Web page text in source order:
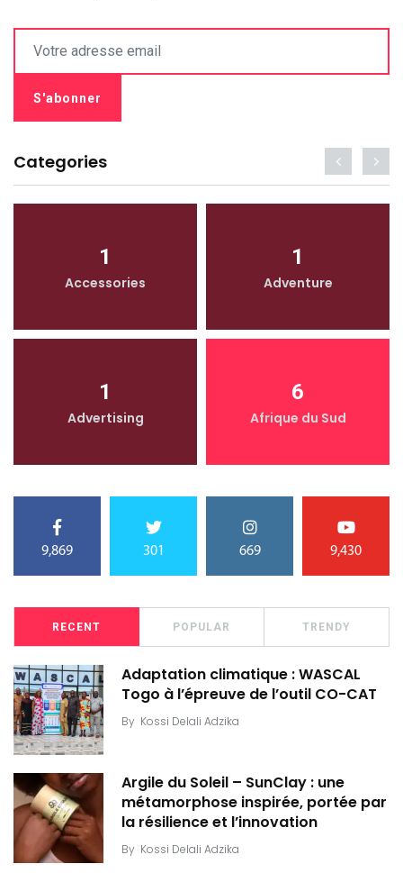
Categories
1
Accessories
1
Adventure
1
Advertising
6
Afrique du Sud
9,869 301 669 9,430
RECENT POPULAR TRENDY
Adaptation climatique : WASCAL
Togo à l’épreuve de l’outil CO-CAT
By Kossi Delali Adzika
Argile du Soleil – SunClay : une
métamorphose inspirée, portée par
la résilience et l’innovation
By Kossi Delali Adzika